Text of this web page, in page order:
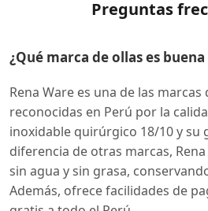
Preguntas
¿Qué marca de ollas es
Rena Ware es una de las marcas
reconocidas en Perú por la
inoxidable quirúrgico 18/10 y su
diferencia de otras marcas,
sin agua y sin grasa,
Además, ofrece facilidades de